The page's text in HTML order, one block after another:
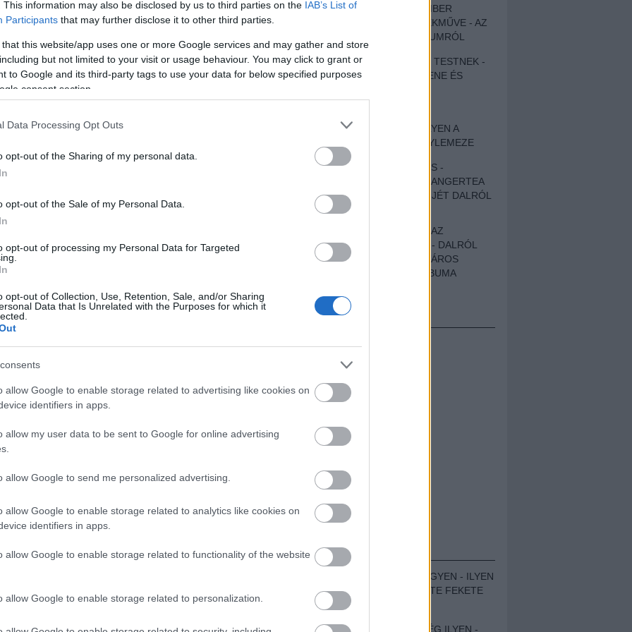
This information may also be disclosed by us to third parties on the IAB’s List of
Participants that may further disclose it to other third parties.
that this website/app uses one or more Google services and may gather and store
but not limited to your visit or usage behaviour. You may click to grant or
to Google and its third-party tags to use your data for below specified purposes
consent section.
Data Processing Opt Outs
opt-out of the Sharing of my personal data.
opt-out of the Sale of my Personal Data.
opt-out of processing my Personal Data for Targeted
opt-out of Collection, Use, Retention, Sale, and/or Sharing
Data that Is Unrelated with the Purposes for which it
allow Google to enable storage related to advertising like cookies on
identifiers in apps.
allow my user data to be sent to Google for online advertising
allow Google to send me personalized advertising.
allow Google to enable storage related to analytics like cookies on
identifiers in apps.
allow Google to enable storage related to functionality of the website
allow Google to enable storage related to personalization.
számos gyártó a globalizáció hatására
Sajnos számos világmárkának nincs reális
működik, mint az Egyesült Államok-beli,
is alkalmazni.
ahogy az is, hogy a magyar piac enyhén szólva
a világon. Európai viszonylatban is kevesen
Magyarországon. Többek között ez is volt az
Exponak elindításának tizenhárom éve.
azt, hogy aki hangszerrel, hangszeres
életet élhet, mint aki nem teszi ezt.
számolhatunk be javulásról. Két évvel ezelőtt
a mi korábbi adatainkat: Európában alulról
hogy a lakosság arányában hány ember
megelőzni. Ettől van rosszabb hír is, egy
ma zenei analfabéta országnak számít. Ez azt
a hallott zenét objektív módon nem tudja
hogy amit hall, az jó vagy nem jó, csak
tetszik vagy nem tetszik.
is lehet különösebben csodálkozni, hiszen
formája nincs a könnyűzene oktatásának,
leginkább zenét szeretnek hallgatni. Ez egy
van arra, hogy hallgassuk a zenét, de mivel
az ismeretek. A közoktatásból ez
van jelen, és ugyan egy ideje népzeés
Magyarországon csak egy nagyon szűk réteg
Zenei Stúdióban, illetve Debrecenben,
hasonló intézmények, de ott is feltétel az
a 12 - 15 évesek vannak ettől elzárva, ami a
abban a tekintetben, hogy ki milyen zenét szeret
keményen hangzik, de azon dolgozunk, hogy
kevesebb embert érdekel művészi értelemben,
amely szerint gimnazista diákok a
összetett mondatot megfogalmazni. Ez megint
beszéltünk. Személyes meggyőződésem,
zenét tanulnak, vagy akiket én személyesen
hangszeren játsznak, és ismerik a zene
élik az életüket. Az egyénre és a
a mostani helyzet.
EGY DÜHÖS VÉNEMBER
UNIVERZÁLIS REMEKMŰVE - AZ
ÚJ BOB DYLAN-ALBUMRÓL
ZENE LÉLEKNEK ÉS TESTNEK -
AUTENTIKUS NÉPZENE ÉS
SZOMORKODÁS - ILYEN A
KATATONIA ÚJ NAGYLEMEZE
CROCODILE NERVES -
HALLGASD MEG AZ ANGERTEA
MA MEGJELENT EP-JÉT DALRÓL
DALRA!
A FELELŐSSÉGTŐL AZ
ELLOPOTT FÖLDIG - DALRÓL
DALRA A KÉPZELT VÁROS
SAMIZDAT CÍMŰ ALBUMA
HIRDETÉS
BESZÁMOLÓK
ZENÉS TÁBOR A HEGYEN - ILYEN
VOLT A VÍRUS SZÜLTE FEKETE
ZAJ FESZTIVÁL
SOHA NEM VOLT MÉG ILYEN -